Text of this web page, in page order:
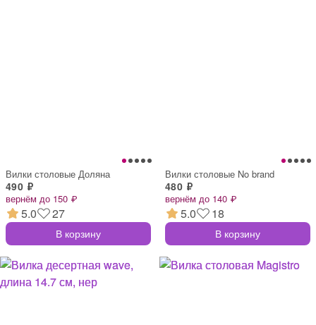
Вилки столовые Доляна
490 ₽
вернём до 150 ₽
5.0 27
В корзину
Вилки столовые No brand
480 ₽
вернём до 140 ₽
5.0 18
В корзину